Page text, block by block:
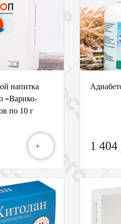
напитка
«Варико-
по 10 г
+ 1 404